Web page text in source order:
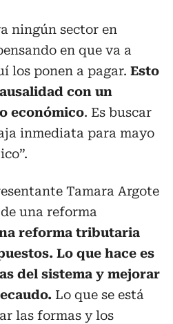
ningún sector en
en que va a
los ponen a pagar. Esto
con un
económico. Es buscar
inmediata para mayo
Tamara Argote
una reforma
reforma tributaria
Lo que hace es
del sistema y mejorar
Lo que se está
las formas y los